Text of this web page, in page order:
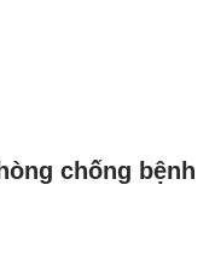
chống bệnh